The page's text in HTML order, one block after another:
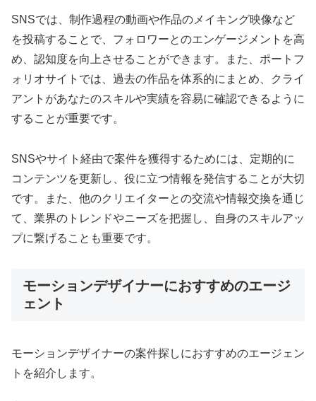
SNSでは、制作過程の動画や作品のメイキング映像など
を投稿することで、フォロワーとのエンゲージメントを高
め、認知度を向上させることができます。また、ポートフ
ォリオサイトでは、過去の作品を体系的にまとめ、クライ
アントがあなたのスキルや実績を容易に確認できるように
することが重要です。
SNSやサイト経由で案件を獲得するためには、定期的に
コンテンツを更新し、役に立つ情報を発信することが大切
です。また、他のクリエイターとの交流や情報交換を通じ
て、業界のトレンドやニーズを把握し、自身のスキルアッ
プに繋げることも重要です。
モーションデザイナーにおすすめのエージ
ェント
モーションデザイナーの案件探しにおすすめのエージェン
トを紹介します。